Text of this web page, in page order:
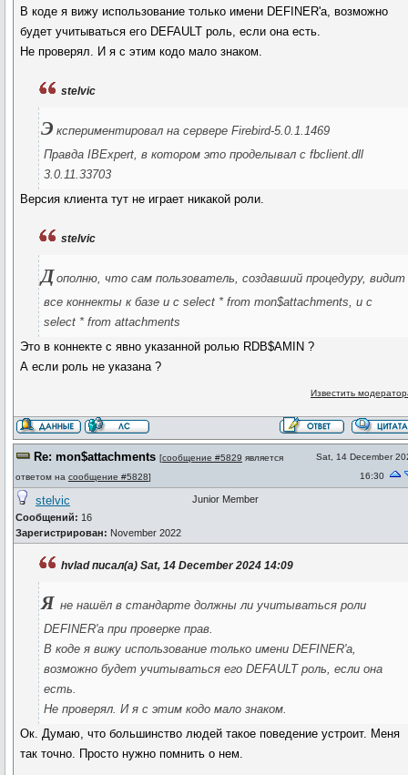
В коде я вижу использование только имени DEFINER'а, возможно
будет учитываться его DEFAULT роль, если она есть.
Не проверял. И я с этим кодо мало знаком.
stelvic
Э кспериментировал на сервере Firebird-5.0.1.1469
Правда IBExpert, в котором это проделывал с fbclient.dll
3.0.11.33703
Версия клиента тут не играет никакой роли.
stelvic
Дополню, что сам пользователь, создавший процедуру, видит
все коннекты к базе и с select * from mon$attachments, и с
select * from attachments
Это в коннекте с явно указанной ролью RDB$AMIN ?
А если роль не указана ?
Известить
Re: mon$attachments [сообщение #5829 является
ответом на сообщение #5828]
Sat, 14 December
16:30
stelvic
Сообщений: 16
Зарегистрирован: November 2022
Junior Member
hvlad писал(а) Sat, 14 December 2024 14:09
Я не нашёл в стандарте должны ли учитываться роли
DEFINER'а при проверке прав.
В коде я вижу использование только имени DEFINER'а,
возможно будет учитываться его DEFAULT роль, если она
есть.
Не проверял. И я с этим кодо мало знаком.
Ок. Думаю, что большинство людей такое поведение устроит. Меня
так точно. Просто нужно помнить о нем.